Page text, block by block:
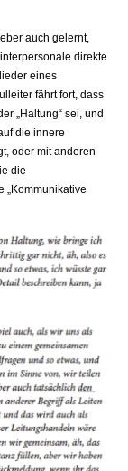
auch gelernt,
direkte
eines
fährt fort, dass
„Haltung“ sei, und
die innere
oder mit anderen
die
„Kommunikative